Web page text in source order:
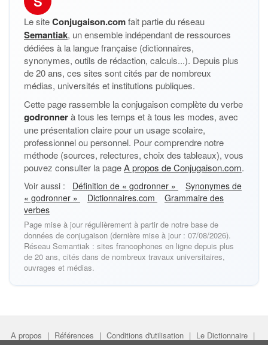
Le siteConjugaison.comfait partie du réseau
Semantiak, un ensemble indépendant de ressources
dédiées à la langue française (dictionnaires,
synonymes, outils de rédaction, calculs...). Depuis plus
de 20 ans, ces sites sont cités par de nombreux
médias, universités et institutions publiques.
Cette page rassemble la conjugaison complète du verbe
godronnerà tous les temps et à tous les modes, avec
une présentation claire pour un usage scolaire,
professionnel ou personnel. Pour comprendre notre
méthode (sources, relectures, choix des tableaux), vous
pouvez consulter la pageA propos de Conjugaison.com.
Voir aussi : Définition de « godronner »
Synonymes de
« godronner »
Dictionnaires.com
Grammaire des
verbes
Page mise à jour régulièrement à partir de notre base de
données de conjugaison (dernière mise à jour : 07/08/2026).
Réseau Semantiak : sites francophones en ligne depuis plus
de 20 ans, cités dans de nombreux travaux universitaires,
ouvrages et médias.
A propos | Références | Conditions d'utilisation | Le Dictionnaire |